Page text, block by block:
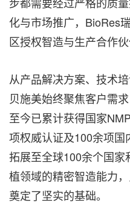
化与市场推广，BioRes
区授权智造与生产合作
从产品解决方案、技术
贝施美始终聚焦客户需
至今已累计获得国家
项权威认证及100余项
拓展至全球100余个国
植领域的精密智造能力
奠定了坚实的基础。